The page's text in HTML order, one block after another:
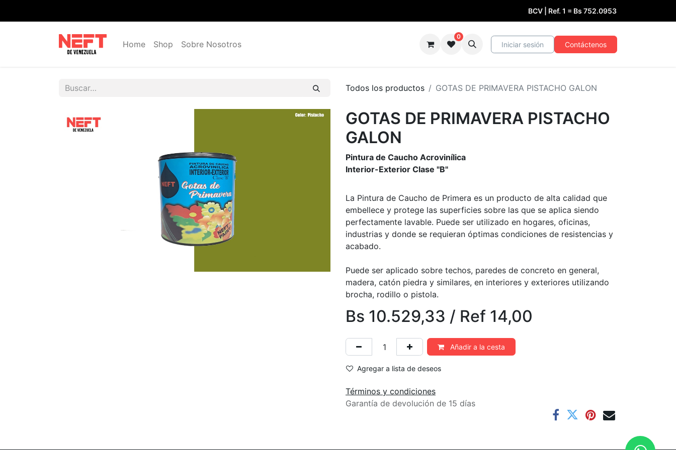
BCV | Ref. 1 = Bs 752.0953
Home Shop Sobre Nosotros
0
Iniciar sesión Contáctenos
Todos los productos GOTAS DE PRIMAVERA PISTACHO GALON
GOTAS DE PRIMAVERA PISTACHO
GALON
Pintura de Caucho Acrovinílica
Interior-Exterior Clase "B"
La Pintura de Caucho de Primera es un producto de alta calidad que
embellece y protege las superficies sobre las que se aplica siendo
perfectamente lavable. Puede ser utilizado en hogares, oficinas,
industrias y donde se requieran óptimas condiciones de resistencias y
acabado.
Puede ser aplicado sobre techos, paredes de concreto en general,
madera, catón piedra y similares, en interiores y exteriores utilizando
brocha, rodillo o pistola.
Bs 10.529,33 / Ref 14,00
Añadir a la cesta
Agregar a lista de deseos
Términos y condiciones
Garantía de devolución de 15 días